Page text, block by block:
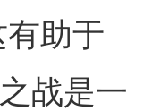
助于
战是一